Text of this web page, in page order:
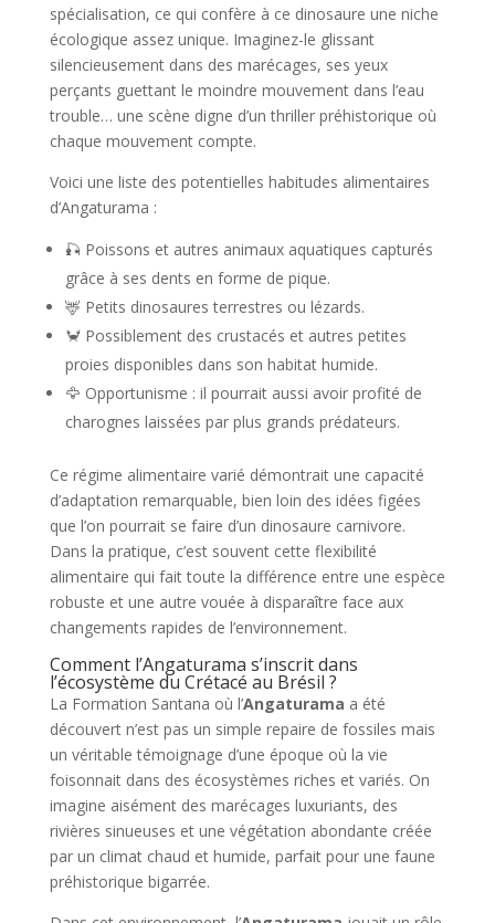
spécialisation, ce qui confère à ce dinosaure une niche
écologique assez unique. Imaginez-le glissant
silencieusement dans des marécages, ses yeux
perçants guettant le moindre mouvement dans l’eau
trouble… une scène digne d’un thriller préhistorique où
chaque mouvement compte.
Voici une liste des potentielles habitudes alimentaires
d’Angaturama :
🎣 Poissons et autres animaux aquatiques capturés
grâce à ses dents en forme de pique.
🦌 Petits dinosaures terrestres ou lézards.
🦀 Possiblement des crustacés et autres petites
proies disponibles dans son habitat humide.
🦅 Opportunisme : il pourrait aussi avoir profité de
charognes laissées par plus grands prédateurs.
Ce régime alimentaire varié démontrait une capacité
d’adaptation remarquable, bien loin des idées figées
que l’on pourrait se faire d’un dinosaure carnivore.
Dans la pratique, c’est souvent cette flexibilité
alimentaire qui fait toute la différence entre une espèce
robuste et une autre vouée à disparaître face aux
changements rapides de l’environnement.
Comment l’Angaturama s’inscrit dans
l’écosystème du Crétacé au Brésil ?
La Formation Santana où l’Angaturama a été
découvert n’est pas un simple repaire de fossiles mais
un véritable témoignage d’une époque où la vie
foisonnait dans des écosystèmes riches et variés. On
imagine aisément des marécages luxuriants, des
rivières sinueuses et une végétation abondante créée
par un climat chaud et humide, parfait pour une faune
préhistorique bigarrée.